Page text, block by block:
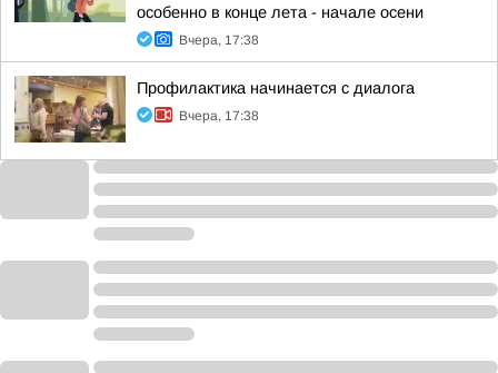
особенно в конце лета - начале осени
Вчера, 17:38
Профилактика начинается с диалога
Вчера, 17:38